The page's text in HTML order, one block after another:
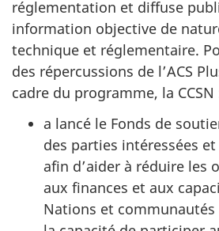
réglementation et diffuse
information objective de
technique et réglementaire.
des répercussions de l’ACS
cadre du programme, la CCSN
a lancé le Fonds de
des parties intéressées
afin d’aider à réduire les
aux finances et aux
Nations et